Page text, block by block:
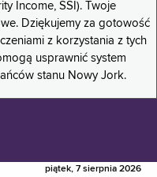
Income, SSI). Twoje
Dziękujemy za gotowość
z korzystania z tych
usprawnić system
stanu Nowy Jork.
piątek, 7 sierpnia 2026